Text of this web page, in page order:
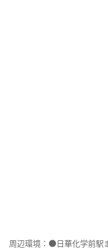
周辺環境：●日華化学前駅